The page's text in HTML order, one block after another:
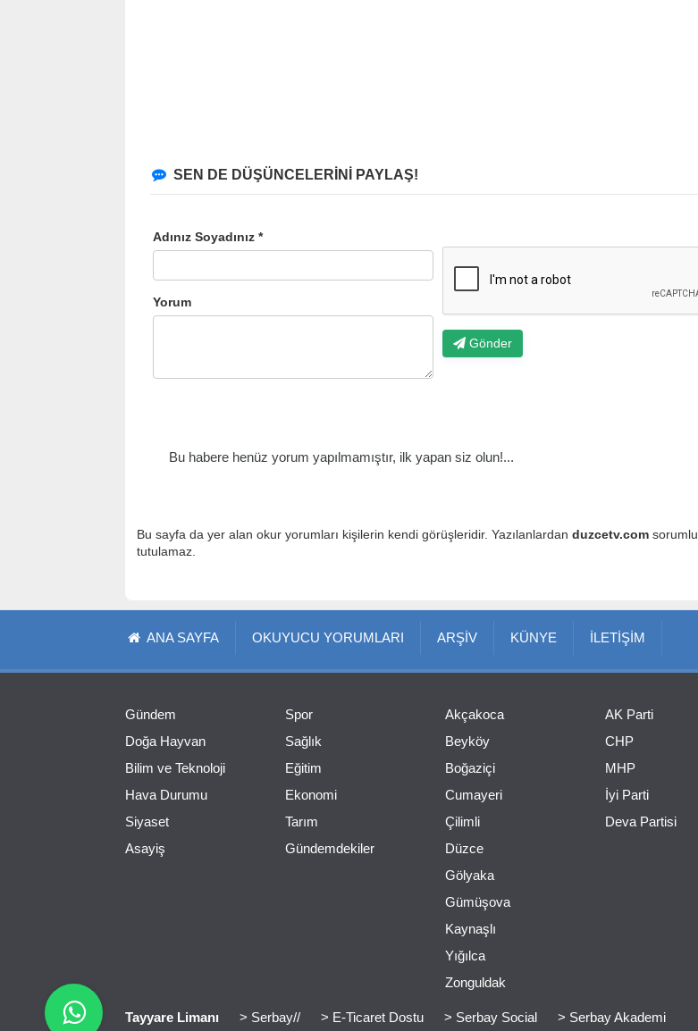
SEN DE DÜŞÜNCELERİNİ PAYLAŞ!
Adınız Soyadınız *
Yorum
Gönder
Bu habere henüz yorum yapılmamıştır, ilk yapan siz olun!...
Bu sayfa da yer alan okur yorumları kişilerin kendi görüşleridir. Yazılanlardan duzcetv.com sorumlu
tutulamaz.
ANA SAYFA OKUYUCU YORUMLARI ARŞİV KÜNYE İLETİŞİM
Gündem
Doğa Hayvan
Bilim ve Teknoloji
Hava Durumu
Siyaset
Asayiş
Spor
Sağlık
Eğitim
Ekonomi
Tarım
Gündemdekiler
Akçakoca
Beyköy
Boğaziçi
Cumayeri
Çilimli
Düzce
Gölyaka
Gümüşova
Kaynaşlı
Yığılca
Zonguldak
AK Parti
CHP
MHP
İyi Parti
Deva Partisi
Tayyare Limanı > Serbay// > E-Ticaret Dostu > Serbay Social > Serbay Akademi